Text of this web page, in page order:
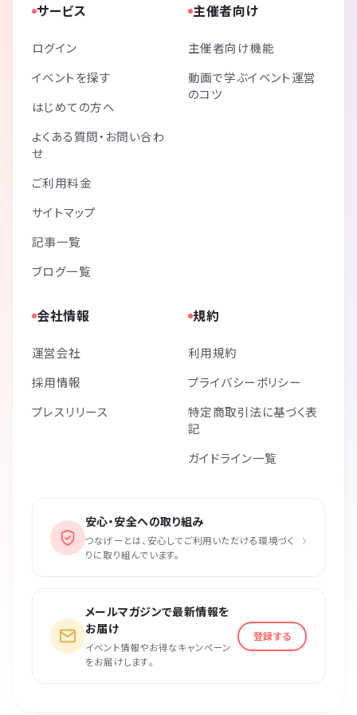
サービス
ログイン
イベントを探す
はじめての方へ
よくある質問・お問い合わ
せ
ご利用料金
サイトマップ
記事一覧
ブログ一覧
主催者向け
主催者向け機能
動画で学ぶイベント運営
のコツ
会社情報
運営会社
採用情報
プレスリリース
規約
利用規約
プライバシーポリシー
特定商取引法に基づく表
記
ガイドライン一覧
安心・安全への取り組み
つなげーとは、安心してご利用いただける環境づく
りに取り組んでいます。
›
メールマガジンで最新情報を
お届け
イベント情報やお得なキャンペーン
をお届けします。
登録する